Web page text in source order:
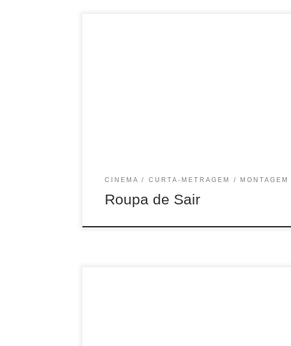
CINEMA CURTA-METRAGEM MONTAGEM
Roupa de Sair